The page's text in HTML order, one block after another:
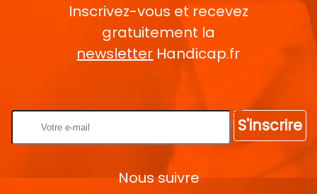
Inscrivez-vous et recevez
gratuitement la
newsletter Handicap.fr
S'inscrire
Nous suivre